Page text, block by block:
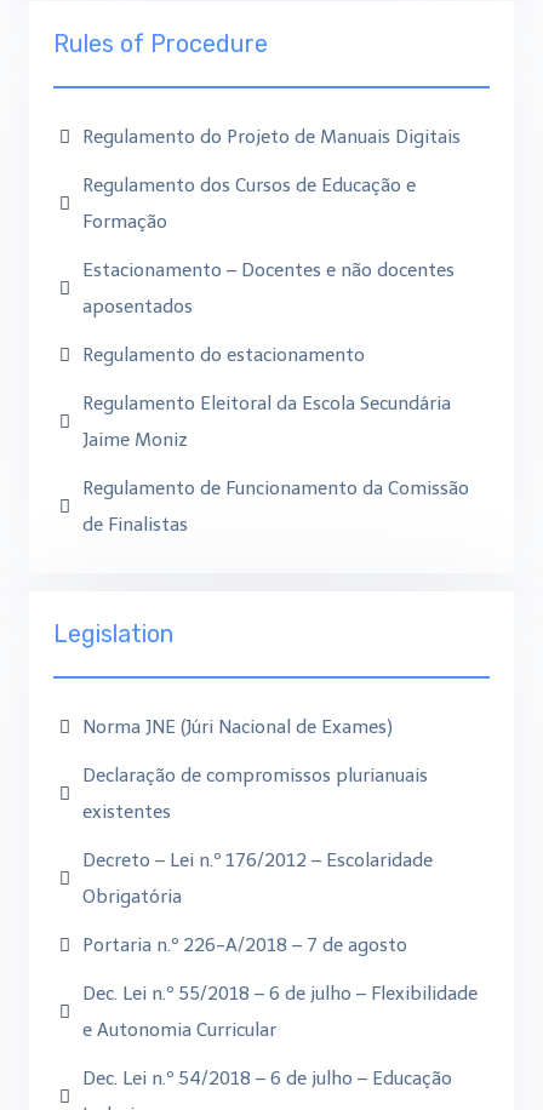
Rules of Procedure
Regulamento do Projeto de Manuais Digitais
Regulamento dos Cursos de Educação e
Formação
Estacionamento – Docentes e não docentes
aposentados
Regulamento do estacionamento
Regulamento Eleitoral da Escola Secundária
Jaime Moniz
Regulamento de Funcionamento da Comissão
de Finalistas
Legislation
Norma JNE (Júri Nacional de Exames)
Declaração de compromissos plurianuais
existentes
Decreto – Lei n.º 176/2012 – Escolaridade
Obrigatória
Portaria n.º 226-A/2018 – 7 de agosto
Dec. Lei n.º 55/2018 – 6 de julho – Flexibilidade
e Autonomia Curricular
Dec. Lei n.º 54/2018 – 6 de julho – Educação